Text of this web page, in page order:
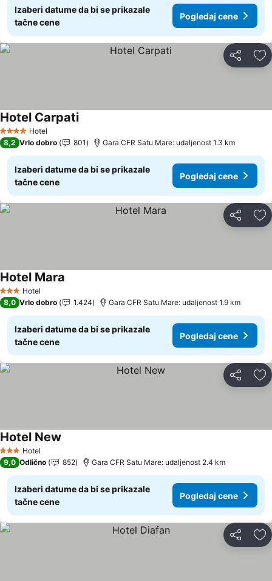
Izaberi datume da bi se prikazale
tačne cene
Pogledaj cene
Deli
4 ZvezdiceHotel
Hotel CarpatiPogledaj cene
8,2 Vrlo dobro 801 Gara CFR Satu Mare: udaljenost 1.3 km
Izaberi datume da bi se prikazale
tačne cene
Pogledaj cene
Deli
3 Zvezdice
Hotel
Hotel Mara
8,0 Vrlo dobro 1.424 Gara CFR Satu Mare: udaljenost 1.9 km
Izaberi datume da bi se prikazale
tačne cene
Pogledaj cene
Deli
3 Zvezdice
Hotel
Hotel New
9,0 Odlično 852 Gara CFR Satu Mare: udaljenost 2.4 km
Izaberi datume da bi se prikazale
tačne cene
Pogledaj cene
Deli